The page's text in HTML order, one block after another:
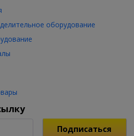
оборудование
Подписаться